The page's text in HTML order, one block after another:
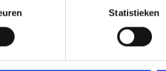
Statistieken
E-mailadres: